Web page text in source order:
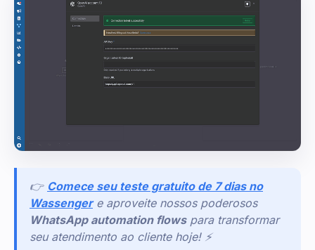
👉 Comece seu teste gratuito de 7 dias no
Wassenger e aproveite nossos poderosos
WhatsApp automation flows para transformar
seu atendimento ao cliente hoje! ⚡